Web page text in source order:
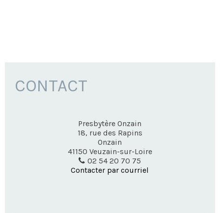
CONTACT
Presbytère Onzain
18, rue des Rapins
Onzain
41150 Veuzain-sur-Loire
02 54 20 70 75
Contacter par courriel